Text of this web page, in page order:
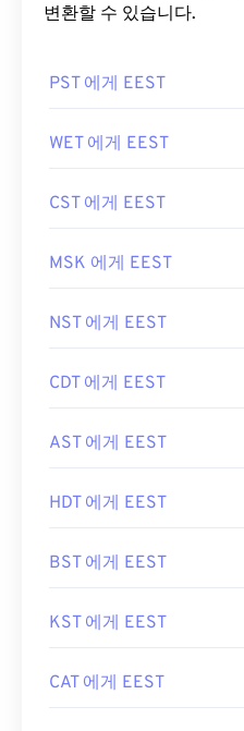
변환할 수 있습니다.
PST 에게 EEST
WET 에게 EEST
CST 에게 EEST
MSK 에게 EEST
NST 에게 EEST
CDT 에게 EEST
AST 에게 EEST
HDT 에게 EEST
BST 에게 EEST
KST 에게 EEST
CAT 에게 EEST